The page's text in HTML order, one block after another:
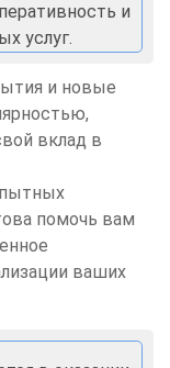
и
услуг.
и новые
вклад в
помочь вам
ваших